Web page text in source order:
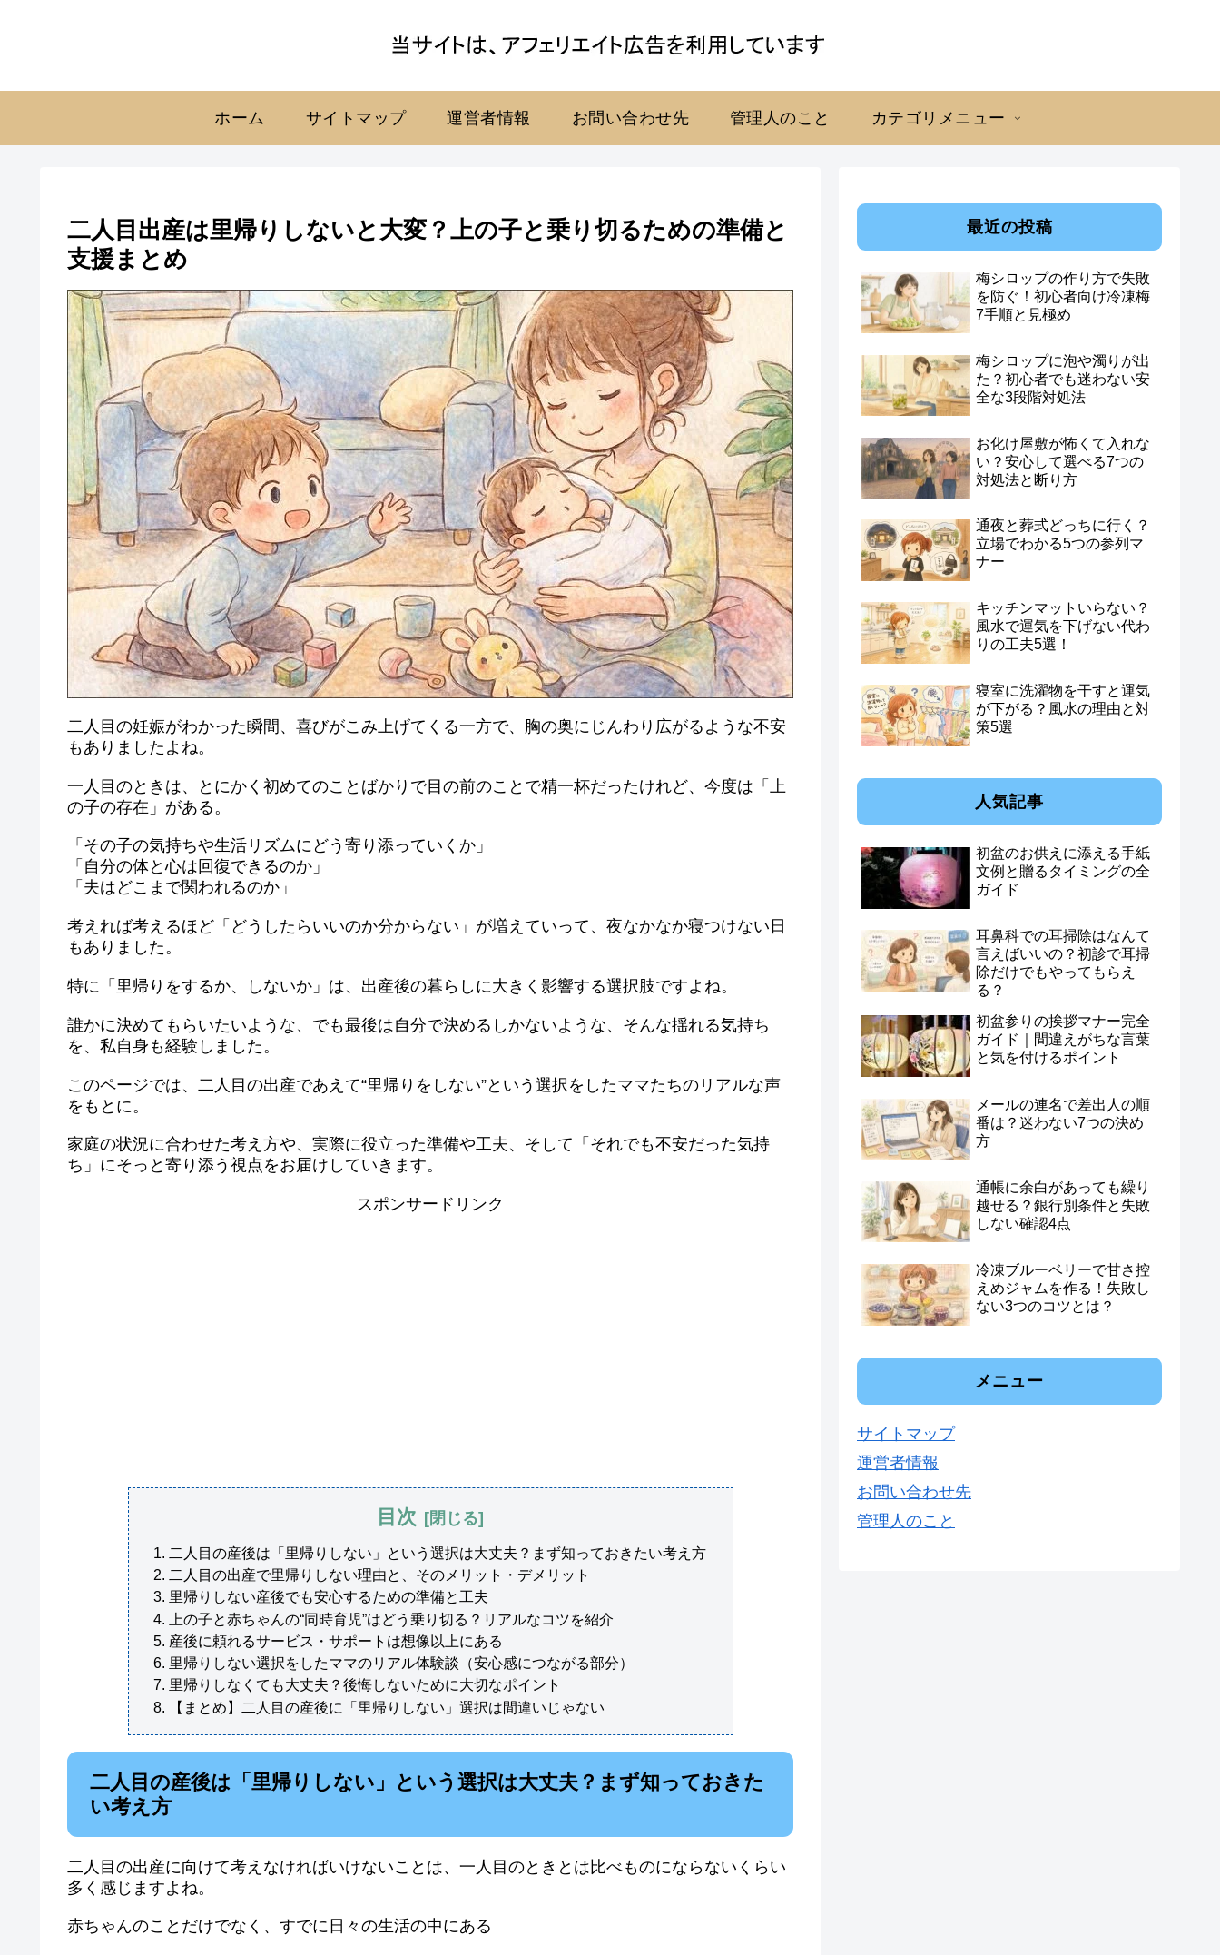
ホーム サイトマップ 運営者情報 お問い合わせ先 管理人のこと カテゴリメニュー
二人目出産は里帰りしないと大変？上の子と乗り切るための準備と
支援まとめ
二人目の妊娠がわかった瞬間、喜びがこみ上げてくる一方で、胸の奥にじんわり広がるような不安
もありましたよね。
一人目のときは、とにかく初めてのことばかりで目の前のことで精一杯だったけれど、今度は「上
の子の存在」がある。
「その子の気持ちや生活リズムにどう寄り添っていくか」
「自分の体と心は回復できるのか」
「夫はどこまで関われるのか」
考えれば考えるほど「どうしたらいいのか分からない」が増えていって、夜なかなか寝つけない日
もありました。
特に「里帰りをするか、しないか」は、出産後の暮らしに大きく影響する選択肢ですよね。
誰かに決めてもらいたいような、でも最後は自分で決めるしかないような、そんな揺れる気持ち
を、私自身も経験しました。
このページでは、二人目の出産であえて“里帰りをしない”という選択をしたママたちのリアルな声
をもとに。
家庭の状況に合わせた考え方や、実際に役立った準備や工夫、そして「それでも不安だった気持
ち」にそっと寄り添う視点をお届けしていきます。
スポンサードリンク
目次
二人目の産後は「里帰りしない」という選択は大丈夫？まず知っておきたい考え方
二人目の出産で里帰りしない理由と、そのメリット・デメリット
里帰りしない産後でも安心するための準備と工夫
上の子と赤ちゃんの“同時育児”はどう乗り切る？リアルなコツを紹介
産後に頼れるサービス・サポートは想像以上にある
里帰りしない選択をしたママのリアル体験談（安心感につながる部分）
里帰りしなくても大丈夫？後悔しないために大切なポイント
【まとめ】二人目の産後に「里帰りしない」選択は間違いじゃない
二人目の産後は「里帰りしない」という選択は大丈夫？まず知っておきた
い考え方
二人目の出産に向けて考えなければいけないことは、一人目のときとは比べものにならないくらい
多く感じますよね。
赤ちゃんのことだけでなく、すでに日々の生活の中にある
最近の投稿
梅シロップの作り方で失敗
を防ぐ！初心者向け冷凍梅
7手順と見極め
梅シロップに泡や濁りが出
た？初心者でも迷わない安
全な3段階対処法
お化け屋敷が怖くて入れな
い？安心して選べる7つの
対処法と断り方
通夜と葬式どっちに行く？
立場でわかる5つの参列マ
ナー
キッチンマットいらない？
風水で運気を下げない代わ
りの工夫5選！
寝室に洗濯物を干すと運気
が下がる？風水の理由と対
策5選
人気記事
初盆のお供えに添える手紙
文例と贈るタイミングの全
ガイド
耳鼻科での耳掃除はなんて
言えばいいの？初診で耳掃
除だけでもやってもらえ
る？
初盆参りの挨拶マナー完全
ガイド｜間違えがちな言葉
と気を付けるポイント
メールの連名で差出人の順
番は？迷わない7つの決め
方
通帳に余白があっても繰り
越せる？銀行別条件と失敗
しない確認4点
冷凍ブルーベリーで甘さ控
えめジャムを作る！失敗し
ない3つのコツとは？
メニュー
サイトマップ
運営者情報
お問い合わせ先
管理人のこと